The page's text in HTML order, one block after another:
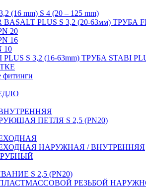
(16 mm) S 4 (20 – 125 mm)
PLUS S 3,2 (20-63мм) ТРУБА
20
16
10
S 3,2 (16-63mm) ТРУБА STABI
фитинги
ПЕТЛЯ S 2,5 (PN20)
НАРУЖНАЯ / ВНУТРЕННЯЯ
S 2,5 (PN20)
РЕЗЬБОЙ